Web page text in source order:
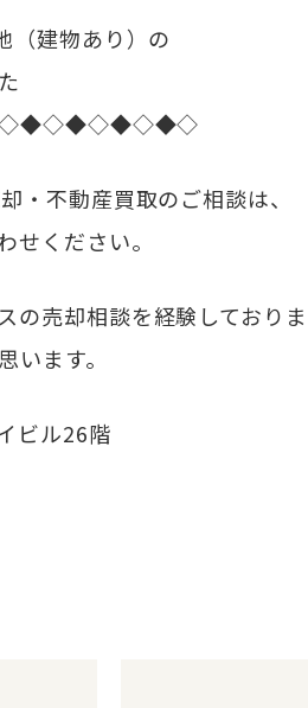
建物あり）の
・不動産買取のご相談は、
せください。
売却相談を経験しておりま
います。
ビル26階